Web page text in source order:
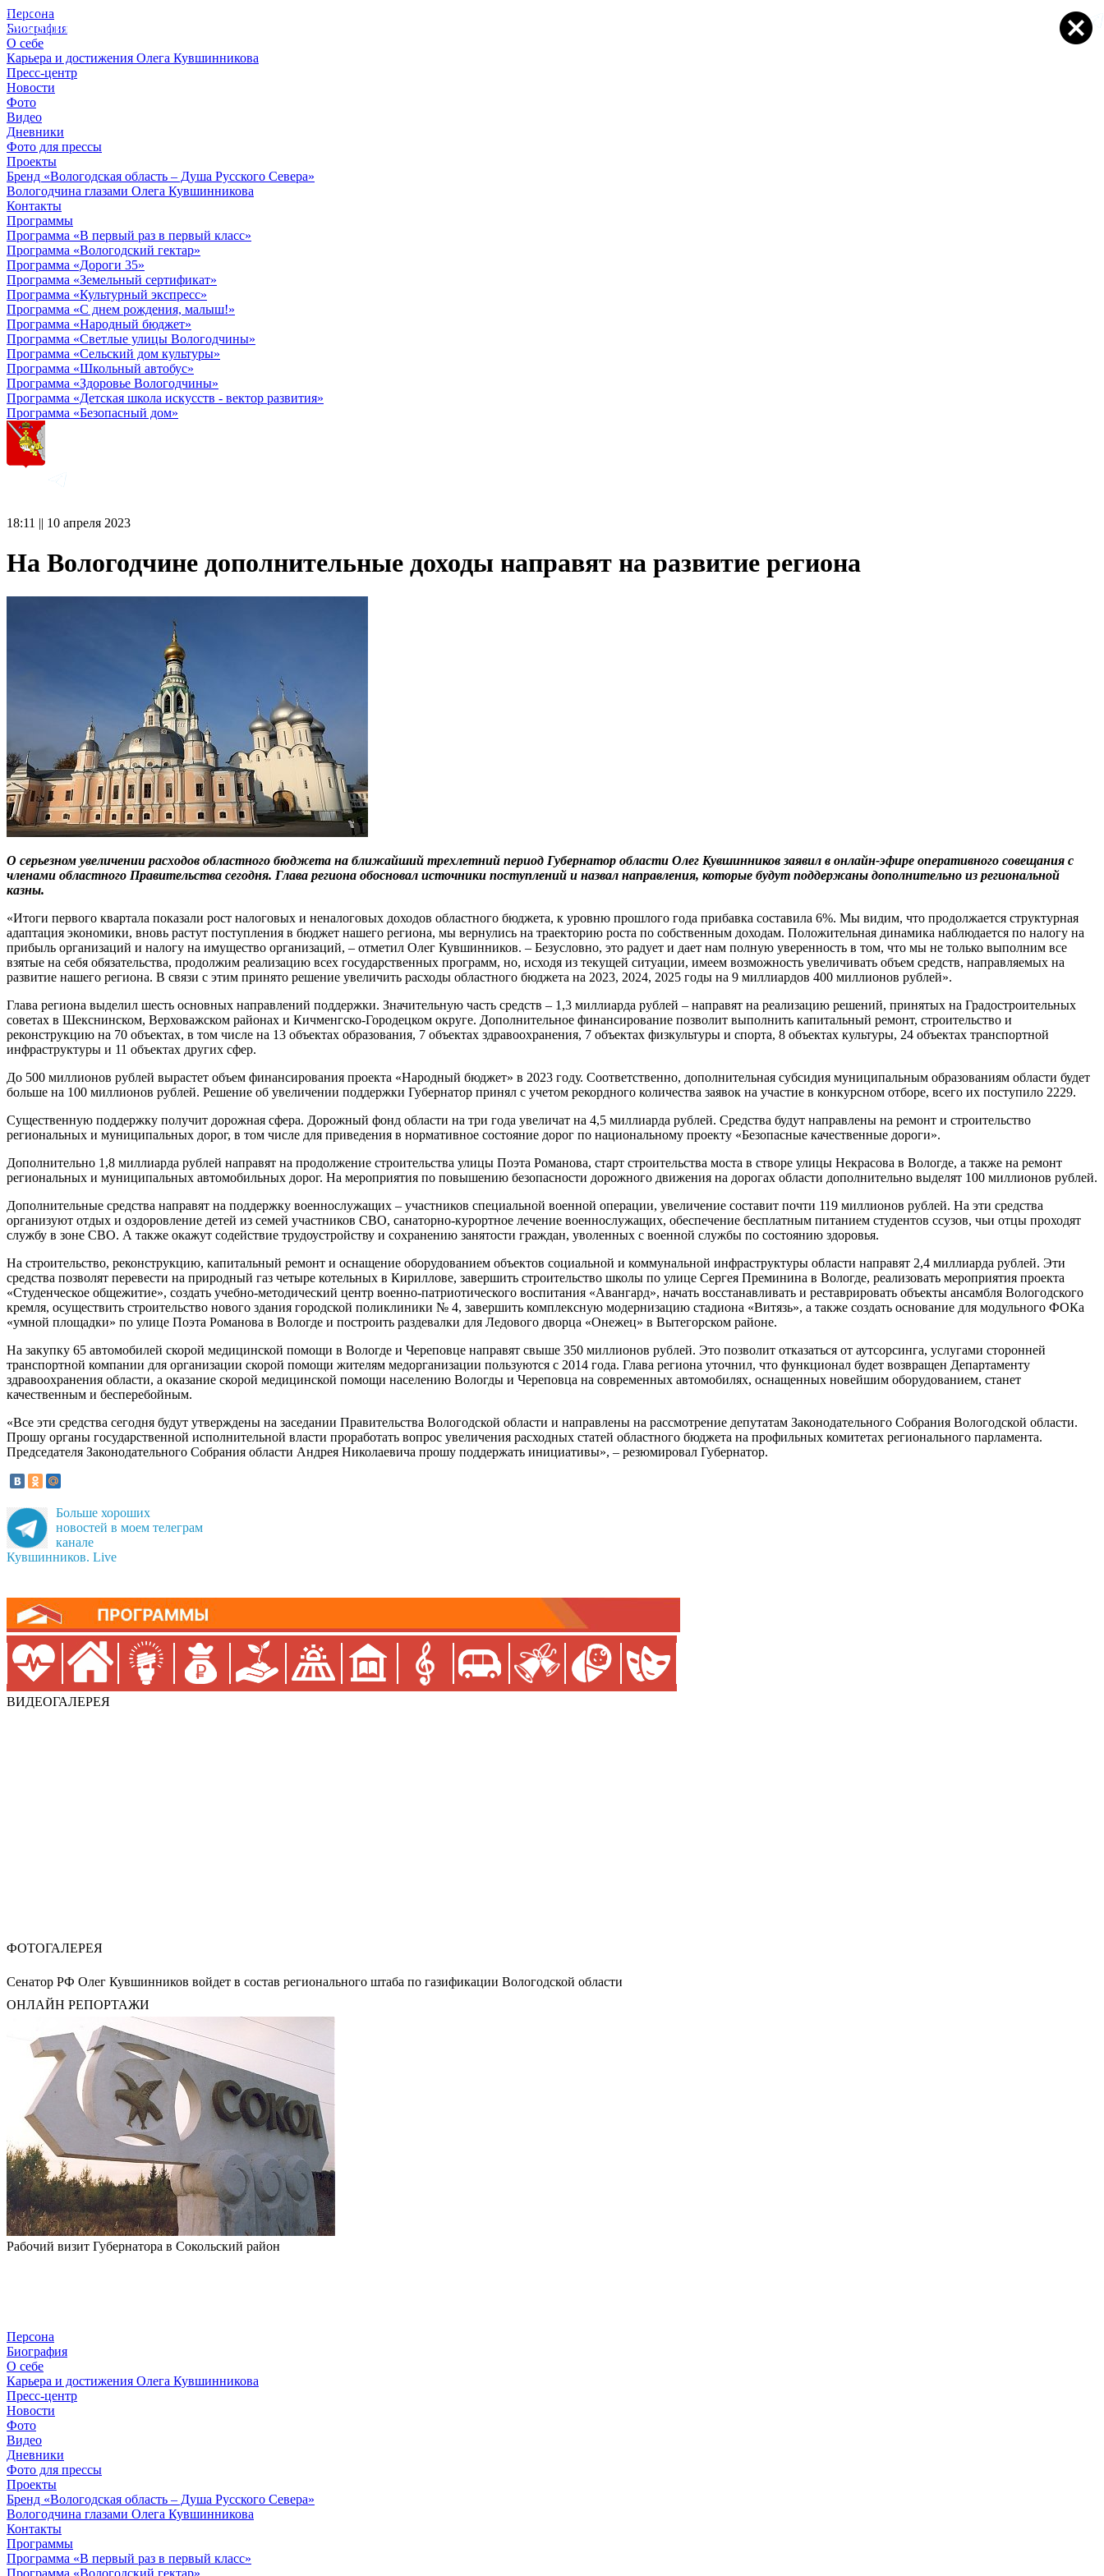
Персона
Биография
О себе
Карьера и достижения Олега Кувшинникова
Пресс-центр
Новости
Фото
Видео
Дневники
Фото для прессы
Проекты
Бренд «Вологодская область – Душа Русского Севера»
Вологодчина глазами Олега Кувшинникова
Контакты
Программы
Программа «В первый раз в первый класс»
Программа «Вологодский гектар»
Программа «Дороги 35»
Программа «Земельный сертификат»
Программа «Культурный экспресс»
Программа «С днем рождения, малыш!»
Программа «Народный бюджет»
Программа «Светлые улицы Вологодчины»
Программа «Сельский дом культуры»
Программа «Школьный автобус»
Программа «Здоровье Вологодчины»
Программа «Детская школа искусств - вектор развития»
Программа «Безопасный дом»
18:11 || 10 апреля 2023
На Вологодчине дополнительные доходы направят на развитие региона
О серьезном увеличении расходов областного бюджета на ближайший трехлетний период Губернатор области Олег Кувшинников заявил в онлайн-эфире оперативного совещания с
членами областного Правительства сегодня. Глава региона обосновал источники поступлений и назвал направления, которые будут поддержаны дополнительно из региональной
казны.
«Итоги первого квартала показали рост налоговых и неналоговых доходов областного бюджета, к уровню прошлого года прибавка составила 6%. Мы видим, что продолжается структурная
адаптация экономики, вновь растут поступления в бюджет нашего региона, мы вернулись на траекторию роста по собственным доходам. Положительная динамика наблюдается по налогу на
прибыль организаций и налогу на имущество организаций, – отметил Олег Кувшинников. – Безусловно, это радует и дает нам полную уверенность в том, что мы не только выполним все
взятые на себя обязательства, продолжим реализацию всех государственных программ, но, исходя из текущей ситуации, имеем возможность увеличивать объем средств, направляемых на
развитие нашего региона. В связи с этим принято решение увеличить расходы областного бюджета на 2023, 2024, 2025 годы на 9 миллиардов 400 миллионов рублей».
Глава региона выделил шесть основных направлений поддержки. Значительную часть средств – 1,3 миллиарда рублей – направят на реализацию решений, принятых на Градостроительных
советах в Шекснинском, Верховажском районах и Кичменгско-Городецком округе. Дополнительное финансирование позволит выполнить капитальный ремонт, строительство и
реконструкцию на 70 объектах, в том числе на 13 объектах образования, 7 объектах здравоохранения, 7 объектах физкультуры и спорта, 8 объектах культуры, 24 объектах транспортной
инфраструктуры и 11 объектах других сфер.
До 500 миллионов рублей вырастет объем финансирования проекта «Народный бюджет» в 2023 году. Соответственно, дополнительная субсидия муниципальным образованиям области будет
больше на 100 миллионов рублей. Решение об увеличении поддержки Губернатор принял с учетом рекордного количества заявок на участие в конкурсном отборе, всего их поступило 2229.
Существенную поддержку получит дорожная сфера. Дорожный фонд области на три года увеличат на 4,5 миллиарда рублей. Средства будут направлены на ремонт и строительство
региональных и муниципальных дорог, в том числе для приведения в нормативное состояние дорог по национальному проекту «Безопасные качественные дороги».
Дополнительно 1,8 миллиарда рублей направят на продолжение строительства улицы Поэта Романова, старт строительства моста в створе улицы Некрасова в Вологде, а также на ремонт
региональных и муниципальных автомобильных дорог. На мероприятия по повышению безопасности дорожного движения на дорогах области дополнительно выделят 100 миллионов рублей.
Дополнительные средства направят на поддержку военнослужащих – участников специальной военной операции, увеличение составит почти 119 миллионов рублей. На эти средства
организуют отдых и оздоровление детей из семей участников СВО, санаторно-курортное лечение военнослужащих, обеспечение бесплатным питанием студентов ссузов, чьи отцы проходят
службу в зоне СВО. А также окажут содействие трудоустройству и сохранению занятости граждан, уволенных с военной службы по состоянию здоровья.
На строительство, реконструкцию, капитальный ремонт и оснащение оборудованием объектов социальной и коммунальной инфраструктуры области направят 2,4 миллиарда рублей. Эти
средства позволят перевести на природный газ четыре котельных в Кириллове, завершить строительство школы по улице Сергея Преминина в Вологде, реализовать мероприятия проекта
«Студенческое общежитие», создать учебно-методический центр военно-патриотического воспитания «Авангард», начать восстанавливать и реставрировать объекты ансамбля Вологодского
кремля, осуществить строительство нового здания городской поликлиники № 4, завершить комплексную модернизацию стадиона «Витязь», а также создать основание для модульного ФОКа
«умной площадки» по улице Поэта Романова в Вологде и построить раздевалки для Ледового дворца «Онежец» в Вытегорском районе.
На закупку 65 автомобилей скорой медицинской помощи в Вологде и Череповце направят свыше 350 миллионов рублей. Это позволит отказаться от аутсорсинга, услугами сторонней
транспортной компании для организации скорой помощи жителям медорганизации пользуются с 2014 года. Глава региона уточнил, что функционал будет возвращен Департаменту
здравоохранения области, а оказание скорой медицинской помощи населению Вологды и Череповца на современных автомобилях, оснащенных новейшим оборудованием, станет
качественным и бесперебойным.
«Все эти средства сегодня будут утверждены на заседании Правительства Вологодской области и направлены на рассмотрение депутатам Законодательного Собрания Вологодской области.
Прошу органы государственной исполнительной власти проработать вопрос увеличения расходных статей областного бюджета на профильных комитетах регионального парламента.
Председателя Законодательного Собрания области Андрея Николаевича прошу поддержать инициативы», – резюмировал Губернатор.
Больше хороших
новостей в моем телеграм
канале
Кувшинников. Live
ВИДЕОГАЛЕРЕЯ
ФОТОГАЛЕРЕЯ
Сенатор РФ Олег Кувшинников войдет в состав регионального штаба по газификации Вологодской области
ОНЛАЙН РЕПОРТАЖИ
Рабочий визит Губернатора в Сокольский район
© 2012 - 2023,
КУВШИННИКОВ О.А.
Персона
Биография
О себе
Карьера и достижения Олега Кувшинникова
Пресс-центр
Новости
Фото
Видео
Дневники
Фото для прессы
Проекты
Бренд «Вологодская область – Душа Русского Севера»
Вологодчина глазами Олега Кувшинникова
Контакты
Программы
Программа «В первый раз в первый класс»